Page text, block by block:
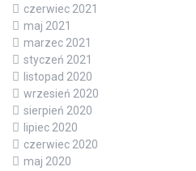
czerwiec 2021
maj 2021
marzec 2021
styczeń 2021
listopad 2020
wrzesień 2020
sierpień 2020
lipiec 2020
czerwiec 2020
maj 2020